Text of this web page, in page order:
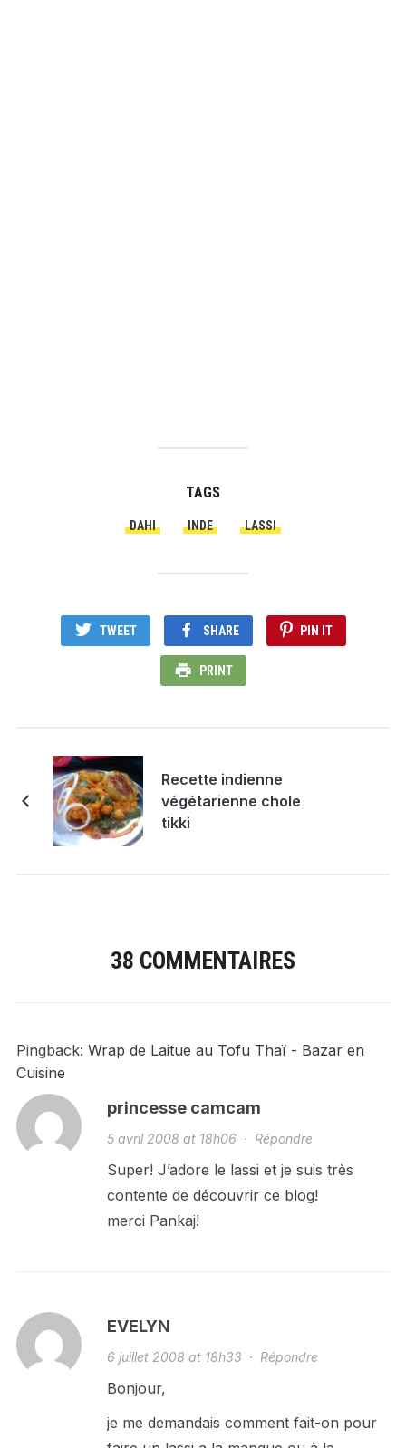
TAGS
DAHI INDE LASSI
TWEET SHARE PIN IT
PRINT
Recette indienne
végétarienne chole
tikki
38 COMMENTAIRES
Pingback: Wrap de Laitue au Tofu Thaï - Bazar en
Cuisine
princesse camcam
5 avril 2008 at 18h06· Répondre
Super! J’adore le lassi et je suis très
contente de découvrir ce blog!
merci Pankaj!
EVELYN
6 juillet 2008 at 18h33 · Répondre
Bonjour,
je me demandais comment fait-on pour